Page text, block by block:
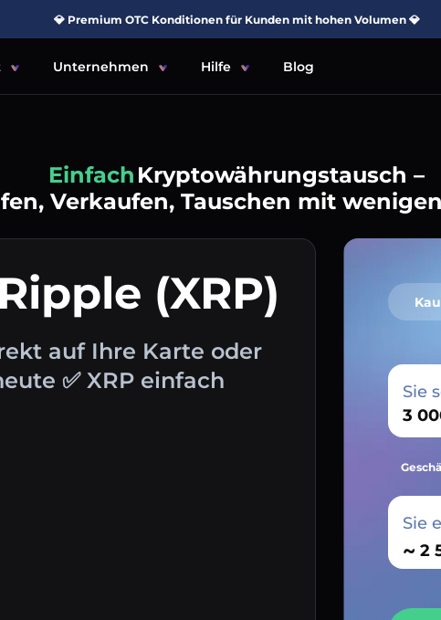
💎 Premium OTC Konditionen für Kunden mit hohen Volumen 💎
Unternehmen Hilfe Blog
Einfach Kryptowährungstausch –
Verkaufen, Tauschen mit
(XRP)
auf Ihre Karte oder
✅ XRP einfach
Sie
Sie
~